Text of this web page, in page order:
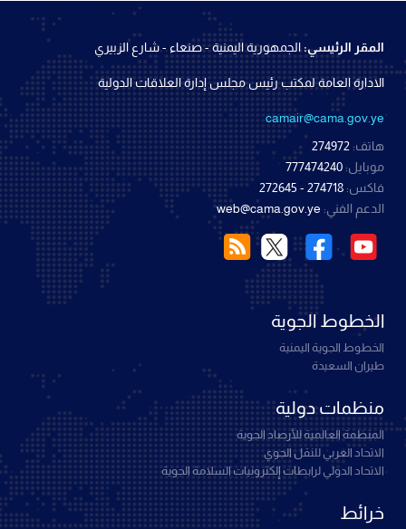
المقر الرئيسي:الجمهورية اليمنية - صنعاء - شارع الزبيري
الادارة العامة لمكتب رئيس مجلس إدارة العلاقات الدولية
camair@cama.gov.ye
هاتف: 274972
موبايل: 777474240
فاكس: 274718 - 272645
الدعم الفني: web@cama.gov.ye
الخطوط الجوية
الخطوط الجوية اليمنية
طيران السعيدة
منظمات دولية
المنظمة العالمية للأرصاد الجوية
الاتحاد العربي للنقل الجوي
الاتحاد الدولي لرابطات إلكترونيات السلامة الجوية
خرائط